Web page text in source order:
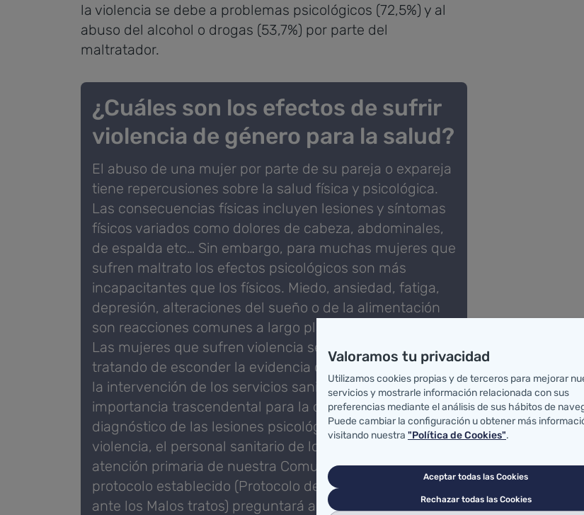
la violencia se debe a problemas psicológicos (72,5%) y al
abuso del alcohol o drogas (53,7%) por parte del
maltratador.
¿Cuáles son los efectos de sufrir
violencia de género para la salud?
El abuso de una mujer por parte de su pareja o expareja
tiene repercusiones sobre la salud física y psicológica.
Las consecuencias físicas incluyen lesiones y síntomas
físicos variados como dolores de cabeza, abdominales,
de espalda etc… Sin embargo, para muchas mujeres que
sufren maltrato los efectos psicológicos son más
incapacitantes que los físicos. Miedo, ansiedad, fatiga,
depresión, alteraciones del sueño o de la alimentación
son reacciones comunes a largo plazo ante la violencia.
Las mujeres que sufren violencia se aíslan y recluyen
tratando de esconder la evidencia del abuso. Dado que
la intervención de los servicios sanitarios tiene una
importancia trascendental para la detección y el
diagnóstico de las lesiones psicológicas y físicas de la
violencia, el personal sanitario de los centros de
atención primaria de nuestra Comunidad, siguiendo el
protocolo establecido (Protocolo de Actuación Sanitaria
ante los Malos tratos) preguntará a todas las mujeres
Valoramos tu privacidad
Utilizamos cookies propias y de terceros para mejorar
servicios y mostrarle información relacionada con sus
preferencias mediante el análisis de sus hábitos de
Puede cambiar la configuración u obtener más
visitando nuestra "Política de Cookies".
Aceptar todas las Cookies
Rechazar todas las Cookies